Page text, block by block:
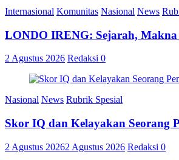
Internasional Komunitas Nasional News
LONDO IRENG: Sejarah, Makna
2 Agustus 2026 Redaksi 0
Nasional News Rubrik Spesial
Skor IQ dan Kelayakan Seorang
2 Agustus 20262 Agustus 2026 Redaksi 0